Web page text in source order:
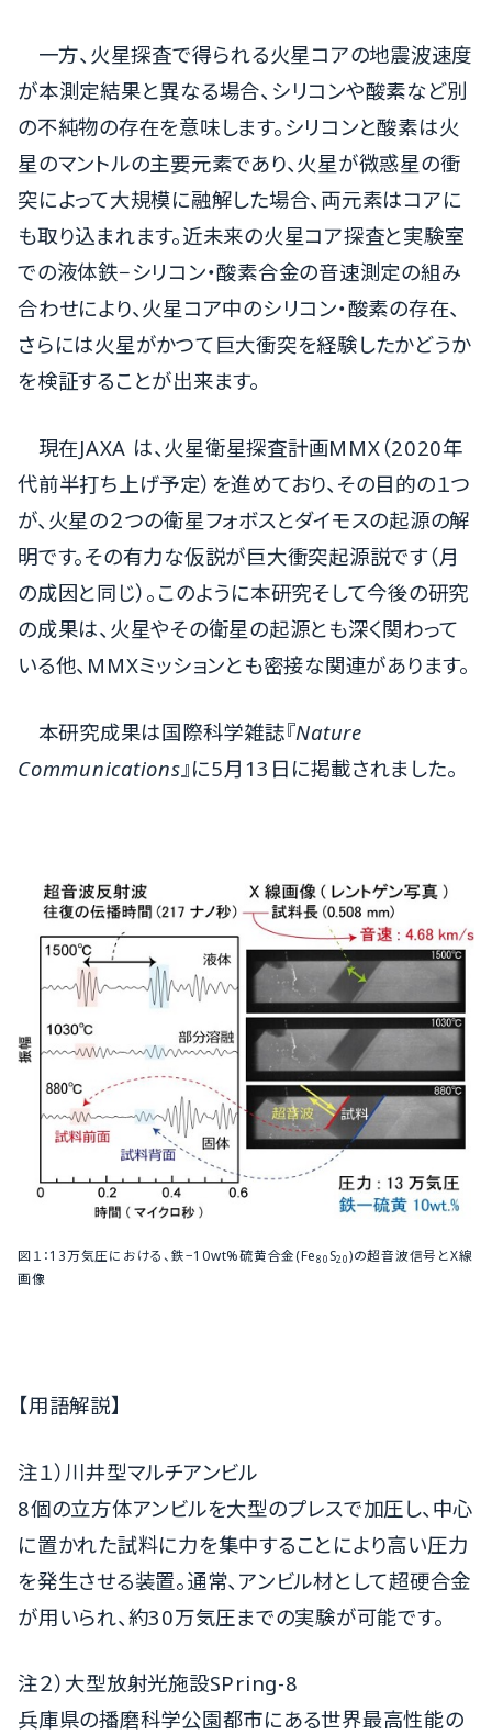
一方、火星探査で得られる火星コアの地震波速度
が本測定結果と異なる場合、シリコンや酸素など別
の不純物の存在を意味します。シリコンと酸素は火
星のマントルの主要元素であり、火星が微惑星の衝
突によって大規模に融解した場合、両元素はコアに
も取り込まれます。近未来の火星コア探査と実験室
での液体鉄−シリコン・酸素合金の音速測定の組み
合わせにより、火星コア中のシリコン・酸素の存在、
さらには火星がかつて巨大衝突を経験したかどうか
を検証することが出来ます。
現在JAXA は、火星衛星探査計画MMX（2020年
代前半打ち上げ予定）を進めており、その目的の１つ
が、火星の２つの衛星フォボスとダイモスの起源の解
明です。その有力な仮説が巨大衝突起源説です（月
の成因と同じ）。このように本研究そして今後の研究
の成果は、火星やその衛星の起源とも深く関わって
いる他、MMXミッションとも密接な関連があります。
本研究成果は国際科学雑誌『Nature
Communications 』に5月13日に掲載されました。
図１：13万気圧における、鉄−10wt%硫黄合金(Fe80 S20)の超音波信号とX線
画像
【用語解説】
注１）川井型マルチアンビル
8個の立方体アンビルを大型のプレスで加圧し、中心
に置かれた試料に力を集中することにより高い圧力
を発生させる装置。通常、アンビル材として超硬合金
が用いられ、約30万気圧までの実験が可能です。
注２）大型放射光施設SPring-8
兵庫県の播磨科学公園都市にある世界最高性能の